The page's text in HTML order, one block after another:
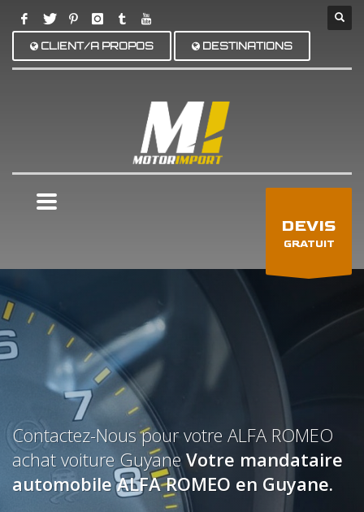
CLIENT/A PROPOS DESTINATIONS
DEVIS
GRATUIT
Contactez-Nous pour votre ALFA ROMEO
achat voiture GuyaneVotre mandataire
automobile ALFA ROMEO en Guyane.